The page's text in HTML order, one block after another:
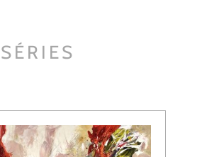
SÉRIES